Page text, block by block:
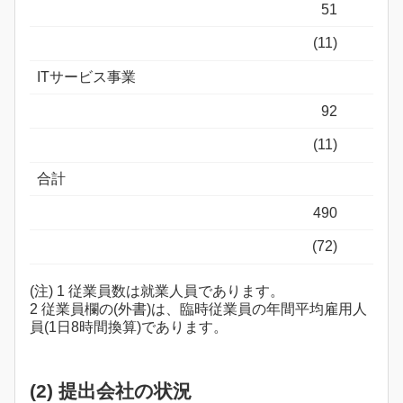
51
(11)
ITサービス事業
92
(11)
合計
490
(72)
(注) 1 従業員数は就業人員であります。
2 従業員欄の(外書)は、臨時従業員の年間平均雇用人
員(1日8時間換算)であります。
(2) 提出会社の状況